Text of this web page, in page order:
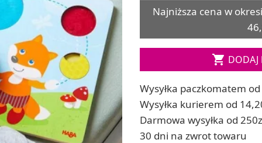
ręcznych
Zestawy do kul do kąpieli
Soda, kwasek, formy do kul do kąpieli
Dodatki: barwniki i zapachy
RZEŹBA, GLINY I ODLEWY
Lepienie i rzeźbienie
Odlewy dekoracyjne
Tworzenie z gliny polimerowej
Modelowanie dla dzieci
Najniższa cena w
 DODAJ
Wysyłka paczkomatem od
Wysyłka kurierem od
Darmowa wysyłka od
30 dni na zwrot towaru